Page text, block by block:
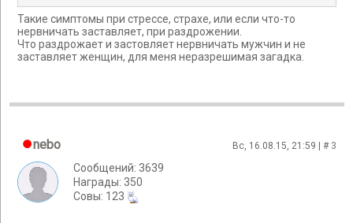
Такие симптомы при стрессе, страхе, или если что-то
нервничать заставляет, при раздрожении.
Что раздрожает и застовляет нервничать мужчин и не
заставляет женщин, для меня неразрешимая загадка.
nebo Вс, 16.08.15, 21:59 | # 3
Сообщений: 3639
Награды: 350
Cовы: 123